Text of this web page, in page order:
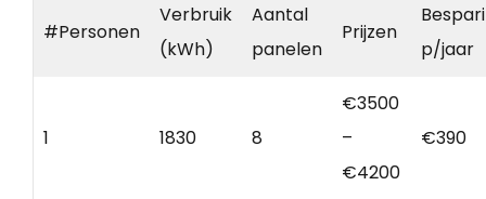
#Personen
Verbruik
(kWh)
Aantal
panelen
Prijzen
p/jaar
1 1830 8
€3500
–
€4200
€390